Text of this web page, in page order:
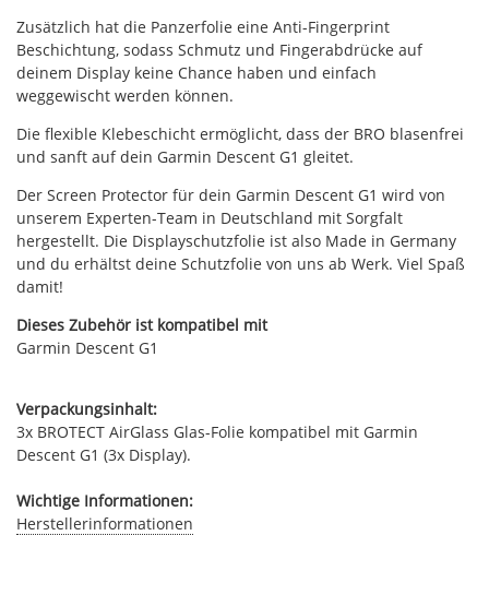
Zusätzlich hat die Panzerfolie eine Anti-Fingerprint
Beschichtung, sodass Schmutz und Fingerabdrücke auf
deinem Display keine Chance haben und einfach
weggewischt werden können.
Die flexible Klebeschicht ermöglicht, dass der BRO blasenfrei
und sanft auf dein Garmin Descent G1 gleitet.
Der Screen Protector für dein Garmin Descent G1 wird von
unserem Experten-Team in Deutschland mit Sorgfalt
hergestellt. Die Displayschutzfolie ist also Made in Germany
und du erhältst deine Schutzfolie von uns ab Werk. Viel Spaß
damit!
Dieses Zubehör ist kompatibel mit
Garmin Descent G1
Verpackungsinhalt:
3x BROTECT AirGlass Glas-Folie kompatibel mit Garmin
Descent G1 (3x Display).
Wichtige Informationen:
Herstellerinformationen